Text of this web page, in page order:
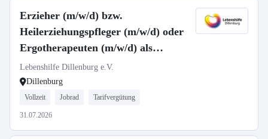
Erzieher (m/w/d) bzw.
Heilerziehungspfleger (m/w/d) oder
Ergotherapeuten (m/w/d) als
Gruppenleitung
Lebenshilfe Dillenburg e.V.
Dillenburg
Vollzeit Jobrad Tarifvergütung
31.07.2026